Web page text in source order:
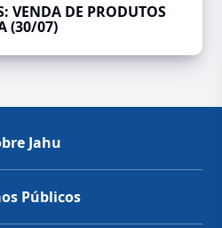
VENDA DE PRODUTOS
(30/07)
Jahu
Públicos